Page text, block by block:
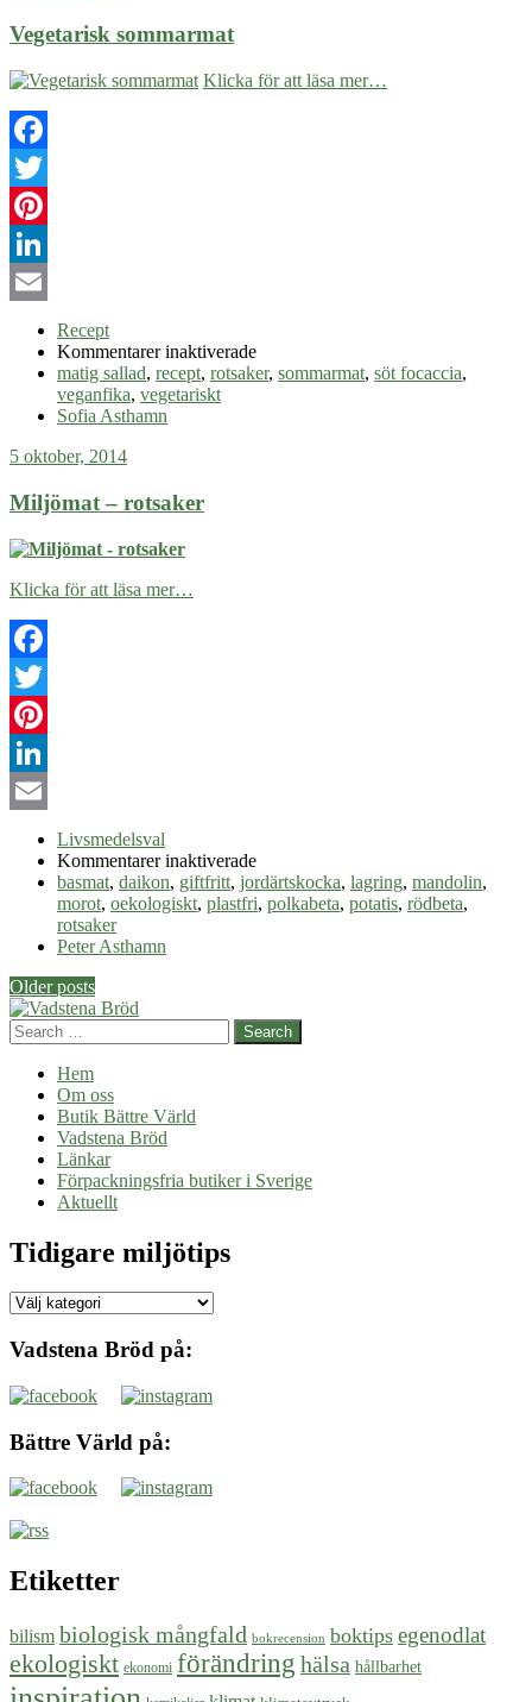
Vegetarisk sommarmat
Klicka för att läsa mer…
Facebook
Twitter
Pinterest
LinkedIn
Recept
Kommentarer inaktiveradeför
Vegetarisk
matig sallad, recept, rotsaker, sommarmat, söt focaccia,
veganfika, vegetariskt
Sofia Asthamn
5 oktober, 2014
Miljömat – rotsaker
Klicka för att läsa mer…
Facebook
Twitter
Pinterest
LinkedIn
Livsmedelsval
Kommentarer inaktiveradeför
Miljömat
–
basmat, daikon, giftfritt, jordärtskocka, lagring, mandolin,
morot, oekologiskt, plastfri, polkabeta, potatis, rödbeta,
rotsaker
Peter Asthamn
Post
navigation
Older posts
Search
Hem
Om oss
Butik Bättre Värld
Vadstena Bröd
Länkar
Förpackningsfria butiker i Sverige
Aktuellt
Tidigare miljötips
Tidigare
Vadstena Bröd på:
Bättre Värld på:
Etiketter
bilism biologisk mångfald bokrecension boktips egenodlat
ekologiskt ekonomi förändring hälsa hållbarhet